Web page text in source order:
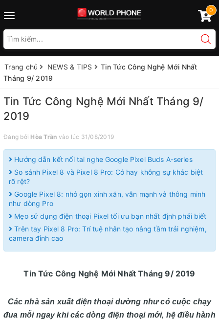
Toggle
0
Trang chủ NEWS & TIPS
Tin Tức Công Nghệ Mới Nhất
Tháng 9/ 2019
Tin Tức Công Nghệ Mới Nhất Tháng 9/
2019
Đăng bởi Hòa Trần vào lúc 31/08/2019
Hướng dẫn kết nối tai nghe Google Pixel Buds A-series
So sánh Pixel 8 và Pixel 8 Pro: Có hay không sự khác biệt
rõ rệt?
Google Pixel 8: nhỏ gọn xinh xắn, vẫn mạnh và thông minh
như dòng Pro
Mẹo sử dụng điện thoại Pixel tối ưu bạn nhất định phải biết
Trên tay Pixel 8 Pro: Trí tuệ nhân tạo nâng tầm trải nghiệm,
camera đỉnh cao
Tin Tức Công Nghệ Mới Nhất Tháng 9/ 2019
Các nhà sản xuất điện thoại dường như có cuộc chạy
đua mỗi ngay khi các dòng điện thoại mới, hệ điều hành